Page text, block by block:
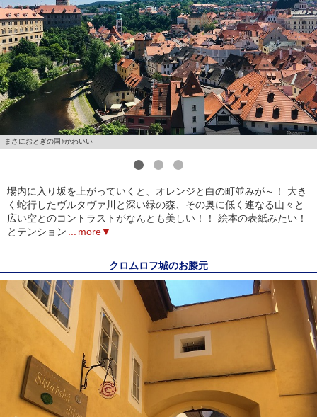
まさにおとぎの国♪かわいい
場内に入り坂を上がっていくと、オレンジと白の町並みが～！ 大き
く蛇行したヴルタヴァ川と深い緑の森、その奥に低く連なる山々と
広い空とのコントラストがなんとも美しい！！ 絵本の表紙みたい！
とテンション
more▼
クロムロフ城のお膝元